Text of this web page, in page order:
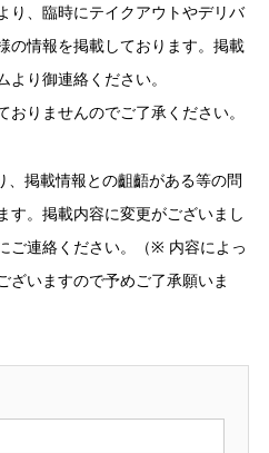
り、臨時にテイクアウトやデリバ
の情報を掲載しております。掲載
り御連絡ください。
りませんのでご了承ください。
掲載情報との齟齬がある等の問
す。掲載内容に変更がございまし
ご連絡ください。（※ 内容によっ
ざいますので予めご了承願いま